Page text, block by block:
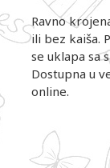
Ravno
ili bez kaiša.
se uklapa sa
Dostupna u
online.